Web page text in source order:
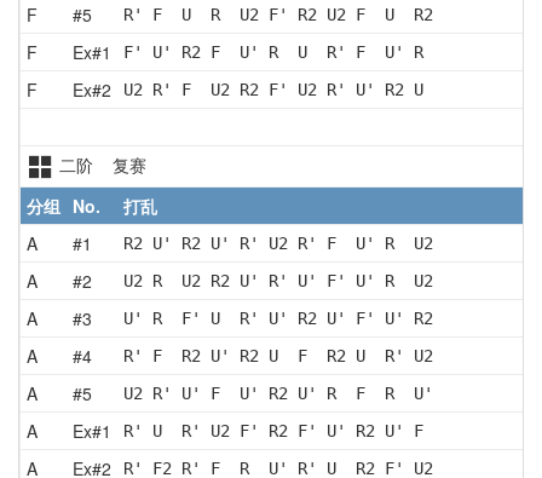
F #5 R' F  U  R  U2 F' R2 U2 F  U  R2
F Ex#1 F' U' R2 F  U' R  U  R' F  U' R
F Ex#2 U2 R' F  U2 R2 F' U2 R' U' R2 U
二阶 复赛
分组 No.
打乱
A
#1 R2 U' R2 U' R' U2 R' F  U' R  U2
A #2 U2 R  U2 R2 U' R' U' F' U' R  U2
A #3 U' R  F' U  R' U' R2 U' F' U' R2
A #4 R' F  R2 U' R2 U  F  R2 U  R' U2
A #5 U2 R' U' F  U' R2 U' R  F  R  U'
A Ex#1 R' U  R' U2 F' R2 F' U' R2 U' F
A Ex#2 R' F2 R' F  R  U' R' U  R2 F' U2